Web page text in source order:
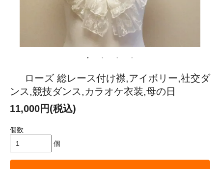
ローズ 総レース付け襟,アイボリー,社交ダ
ンス,競技ダンス,カラオケ衣装,母の日
11,000円(税込)
個数
個